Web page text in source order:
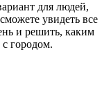
для людей,
увидеть все
и решить, каким
городом.